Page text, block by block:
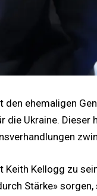
den ehemaligen
die Ukraine. Dieser
Keith Kellogg zu
Stärke»